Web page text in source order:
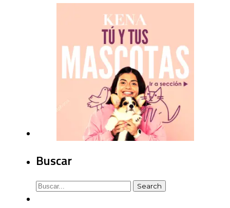
Buscar